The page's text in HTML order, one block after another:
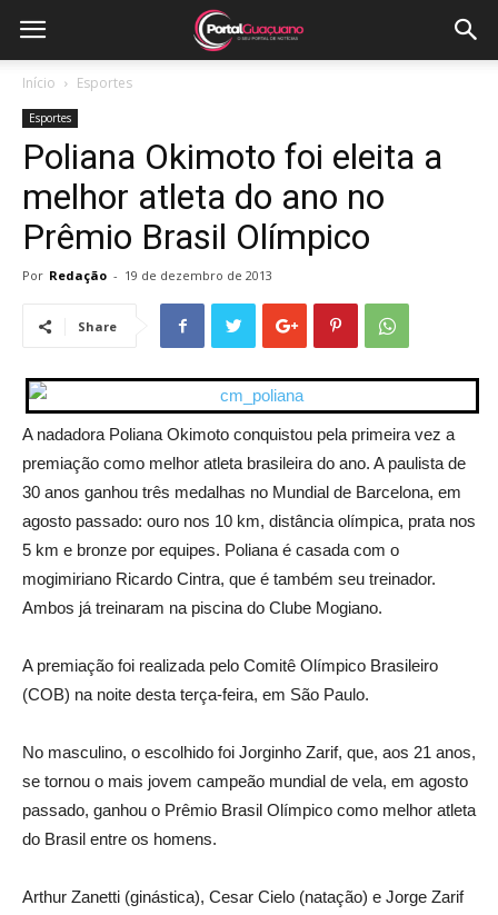
Início Esportes
Esportes
Poliana Okimoto foi eleita a
melhor atleta do ano no
Prêmio Brasil Olímpico
Por Redação - 19 de dezembro de 2013
Share
A nadadora Poliana Okimoto conquistou pela primeira vez a
premiação como melhor atleta brasileira do ano. A paulista de
30 anos ganhou três medalhas no Mundial de Barcelona, em
agosto passado: ouro nos 10 km, distância olímpica, prata nos
5 km e bronze por equipes. Poliana é casada com o
mogimiriano Ricardo Cintra, que é também seu treinador.
Ambos já treinaram na piscina do Clube Mogiano.
A premiação foi realizada pelo Comitê Olímpico Brasileiro
(COB) na noite desta terça-feira, em São Paulo.
No masculino, o escolhido foi Jorginho Zarif, que, aos 21 anos,
se tornou o mais jovem campeão mundial de vela, em agosto
passado, ganhou o Prêmio Brasil Olímpico como melhor atleta
do Brasil entre os homens.
Arthur Zanetti (ginástica), Cesar Cielo (natação) e Jorge Zarif